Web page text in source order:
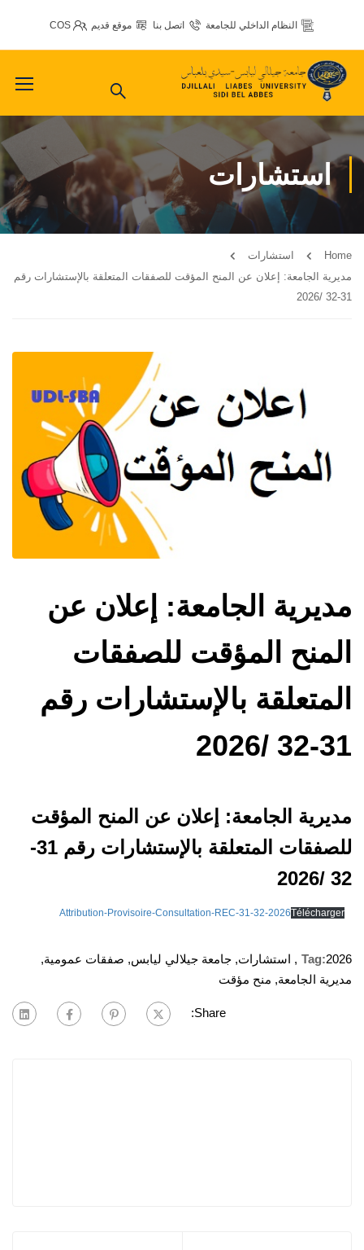
النظام الداخلي للجامعة اتصل بنا موقع قديم COS
استشارات
Home
استشارات
مديرية الجامعة: إعلان عن المنح المؤقت للصفقات المتعلقة بالإستشارات رقم
31-32 /2026
مديرية الجامعة: إعلان عن
المنح المؤقت للصفقات
المتعلقة بالإستشارات رقم
31-32 /2026
مديرية الجامعة: إعلان عن المنح المؤقت
للصفقات المتعلقة بالإستشارات رقم 31-
32 /2026
Attribution-Provisoire-Consultation-REC-31-32-2026Télécharger
Tag:2026
, استشارات, جامعة جيلالي ليابس, صفقات عمومية,
مديرية الجامعة, منح مؤقت
Share: